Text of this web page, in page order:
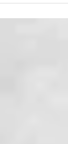
בזרימת הדם עלולה